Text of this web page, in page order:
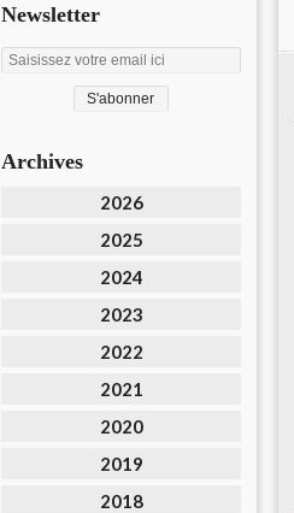
Newsletter
Archives
2026
2025
2024
2023
2022
2021
2020
2019
2018